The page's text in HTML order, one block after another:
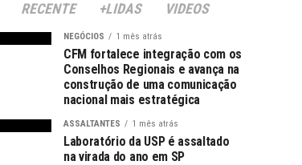
RECENTE +LIDAS VIDEOS
NEGÓCIOS 1 mês atrás
CFM fortalece integração com os
Conselhos Regionais e avança na
construção de uma comunicação
nacional mais estratégica
ASSALTANTES 1 mês atrás
Laboratório da USP é assaltado
na virada do ano em SP